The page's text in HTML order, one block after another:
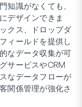
知識がなくても、
デザインできま
クス、ドロップダ
ィールドを提供し
なデータ収集が可
サービスやCRM
なデータフローが
関係管理が強化さ